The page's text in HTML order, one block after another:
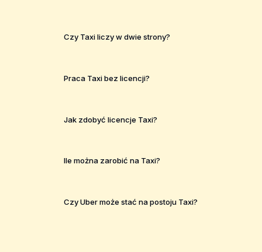
Czy Taxi liczy w dwie strony?
Praca Taxi bez licencji?
Jak zdobyć licencje Taxi?
Ile można zarobić na Taxi?
Czy Uber może stać na postoju Taxi?